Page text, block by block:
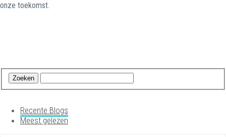
onze toekomst.
Recente Blogs
Meest gelezen